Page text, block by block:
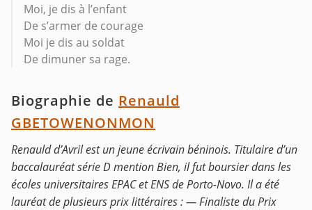
Moi, je dis à l’enfant
De s’armer de courage
Moi je dis au soldat
De dimuner sa rage.
Biographie de Renauld
GBETOWENONMON
Renauld d’Avril est un jeune écrivain béninois. Titulaire d’un
baccalauréat série D mention Bien, il fut boursier dans les
écoles universitaires EPAC et ENS de Porto-Novo. Il a été
lauréat de plusieurs prix littéraires : — Finaliste du Prix